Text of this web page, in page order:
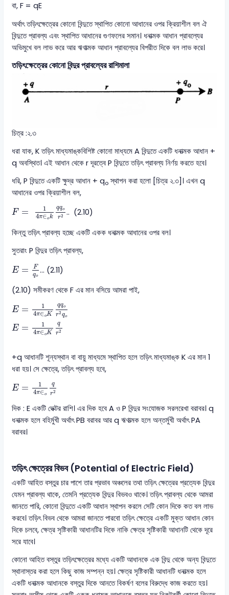
বা, F = qE
অর্থাৎ তড়িৎক্ষেত্রের কোনো বিন্দুতে স্থাপিত কোনো আধানের ওপর ক্রিয়াশীল বল ঐ
বিন্দুতে প্রাবল্য এবং স্থাপিত আধানের গুণফলের সমান। ধনাত্মক আধান প্রাবল্যের
অভিমুখে বল লাভ করে আর ঋণাত্মক আধান প্রাবল্যের বিপরীত দিকে বল লাভ করে।
তড়িৎক্ষেত্রের কোনো বিন্দুর প্রাবল্যের রাশিমালা
চিত্র :২.৩
ধরা যাক, K তড়িৎ মাধ্যমাঙ্কবিশিষ্ট কোনো মাধ্যমে A বিন্দুতে একটি ধনাত্মক আধান +
q অবস্থিত। এই আধান থেকে r দূরত্বে P বিন্দুতে তড়িৎ প্রাবল্য নির্ণয় করতে হবে।
ধরি, P বিন্দুতে একটি ক্ষুদ্র আধান + qoস্থাপন করা হলো [চিত্র ২.৩]। এখন q
আধানের ওপর ক্রিয়াশীল বল,
F =
1
4π∈ok
qqo
r2
F= ∈ kq or 2
.. (2.10)
কিন্তু তড়িৎ প্রাবল্য হচ্ছে একটি একক ধনাত্মক আধানের ওপর বল।
সুতরাং P বিন্দুর তড়িৎ প্রাবল্য,
E =
F
qo
E= o… (2.11)
(2.10) সমীকরণ থেকে F এর মান বসিয়ে আমরা পাই,
E =
1
4π∈οK
qqo
r2 qo
E =
1
4π∈οK
q
r2
E= ∈ qq
+q আধানটি শূন্যস্থান বা বায়ু মাধ্যমে স্থাপিত হলে তড়িৎ মাধ্যমাঙ্ক K এর মান 1
ধরা হয়। সে ক্ষেত্রে, তড়িৎ প্রাবল্য হবে,
E =
1
4π∈ο
q
r2
E= ∈ q
দিক : E একটি ভেক্টর রাশি। এর দিক হবে A ও P বিন্দুর সংযোজক সরলরেখা বরাবর। q
ধনাত্মক হলে বহির্মুখী অর্থাৎ PB বরাবর আর q ঋণাত্মক হলে অন্তর্মুখী অর্থাৎ PA
বরাবর।
তড়িৎ ক্ষেত্রের বিভব (Potential of Electric Field)
একটি আহিত বস্তুর চার পাশে তার প্রভাব অঞ্চলের তথা তড়িৎ ক্ষেত্রের প্রত্যেক বিন্দুর
যেমন প্রাবল্য থাকে, তেমনি প্রত্যেক বিন্দুর বিভবও থাকে। তড়িৎ প্রাবল্য থেকে আমরা
জানতে পারি, কোনো বিন্দুতে একটি আধান স্থাপন করলে সেটি কোন দিকে কত বল লাভ
করবে। তড়িৎ বিভব থেকে আমরা জানতে পারবো তড়িৎ ক্ষেত্রে একটি মুক্ত আধান কোন
দিকে চলবে, ক্ষেত্র সৃষ্টিকারী আধানটির দিকে নাকি ক্ষেত্র সৃষ্টিকারী আধানটি থেকে দূরে
সরে যাবে।
কোনো আহিত বস্তুর তড়িৎক্ষেত্রের মধ্যে একটি আধানকে এক বিন্দু থেকে অন্য বিন্দুতে
স্থানাস্তর করা হলে কিছু কাজ সম্পন্ন হয়। ক্ষেত্র সৃষ্টিকারী আধানটি ধনাত্মক হলে
একটি ধনাত্মক আধানকে বস্তুর দিকে আনতে বিকর্ষণ বলের বিরুদ্ধে কাজ করতে হয়।